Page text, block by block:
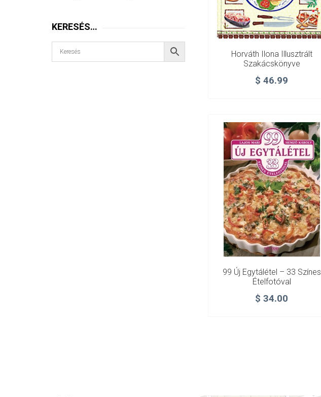
Horváth Ilona Illusztrált
Szakácskönyve
$ 46.99
99 Új Egytálétel – 33 Színes
Ételfotóval
$ 34.00
KERESÉS…